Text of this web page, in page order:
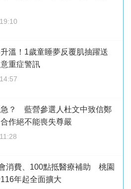
溫！1歲童睡夢反覆肌抽躍送
重症警訊
？ 藍營參選人杜文中致信鄭
作絕不能喪失尊嚴
消費、100點抵醫療補助 桃園
年起全面擴大